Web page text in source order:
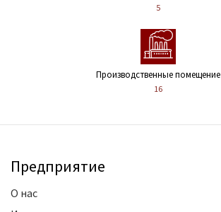
5
Производственные помещение
16
Предприятие
О нас